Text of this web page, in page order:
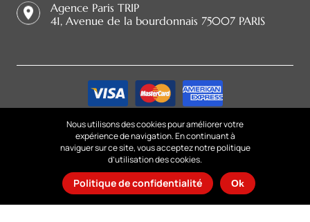
Agence Paris TRIP
41, Avenue de la bourdonnais 75007 PARIS
Suivez-nous sur
Nous utilisons des cookies pour améliorer votre
expérience de navigation. En continuant à
naviguer sur ce site, vous acceptez notre politique
d’utilisation des cookies.
Politique de confidentialité Ok